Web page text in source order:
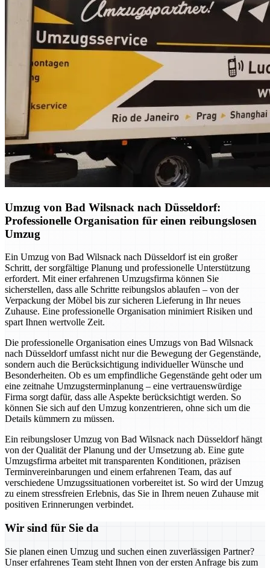
Umzug von Bad Wilsnack nach Düsseldorf:
Professionelle Organisation für einen reibungslosen
Umzug
Ein Umzug von Bad Wilsnack nach Düsseldorf ist ein großer
Schritt, der sorgfältige Planung und professionelle Unterstützung
erfordert. Mit einer erfahrenen Umzugsfirma können Sie
sicherstellen, dass alle Schritte reibungslos ablaufen – von der
Verpackung der Möbel bis zur sicheren Lieferung in Ihr neues
Zuhause. Eine professionelle Organisation minimiert Risiken und
spart Ihnen wertvolle Zeit.
Die professionelle Organisation eines Umzugs von Bad Wilsnack
nach Düsseldorf umfasst nicht nur die Bewegung der Gegenstände,
sondern auch die Berücksichtigung individueller Wünsche und
Besonderheiten. Ob es um empfindliche Gegenstände geht oder um
eine zeitnahe Umzugsterminplanung – eine vertrauenswürdige
Firma sorgt dafür, dass alle Aspekte berücksichtigt werden. So
können Sie sich auf den Umzug konzentrieren, ohne sich um die
Details kümmern zu müssen.
Ein reibungsloser Umzug von Bad Wilsnack nach Düsseldorf hängt
von der Qualität der Planung und der Umsetzung ab. Eine gute
Umzugsfirma arbeitet mit transparenten Konditionen, präzisen
Terminvereinbarungen und einem erfahrenen Team, das auf
verschiedene Umzugssituationen vorbereitet ist. So wird der Umzug
zu einem stressfreien Erlebnis, das Sie in Ihrem neuen Zuhause mit
positiven Erinnerungen verbindet.
Wir sind für Sie da
Sie planen einen Umzug und suchen einen zuverlässigen Partner?
Unser erfahrenes Team steht Ihnen von der ersten Anfrage bis zum